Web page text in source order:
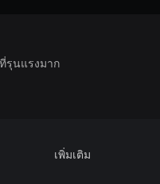
รุนแรงมาก
เพิ่มเติม